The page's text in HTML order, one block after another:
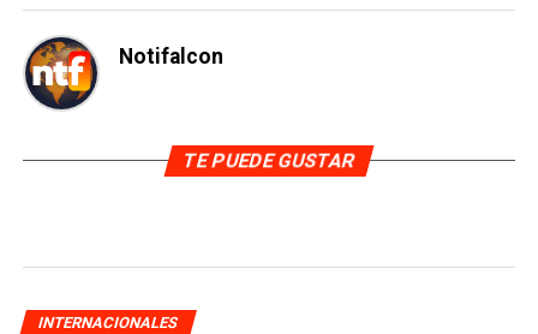
Notifalcon
TE PUEDE GUSTAR
INTERNACIONALES